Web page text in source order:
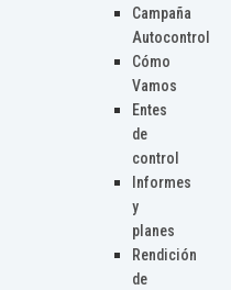
Campaña
Autocontrol
Cómo
Vamos
Entes
de
control
Informes
y
planes
Rendición
de